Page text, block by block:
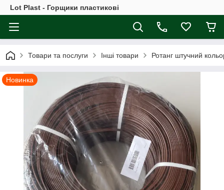
Lot Plast - Горщики пластикові
Товари та послуги Інші товари Ротанг штучний
Новинка